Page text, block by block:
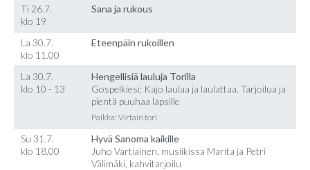
Ti 26.7.
klo 19
Sana ja rukous
La 30.7.
klo 11.00
Eteenpäin rukoillen
La 30.7.
klo 10 - 13
Hengellisiä lauluja Torilla
Gospelkiesi; Kajo laulaa ja laulattaa. Tarjoilua ja
pientä puuhaa lapsille
Paikka: Virtain tori
Su 31.7.
klo 18.00
Hyvä Sanoma kaikille
Juho Vartiainen, musiikissa Marita ja Petri
Välimäki, kahvitarjoilu